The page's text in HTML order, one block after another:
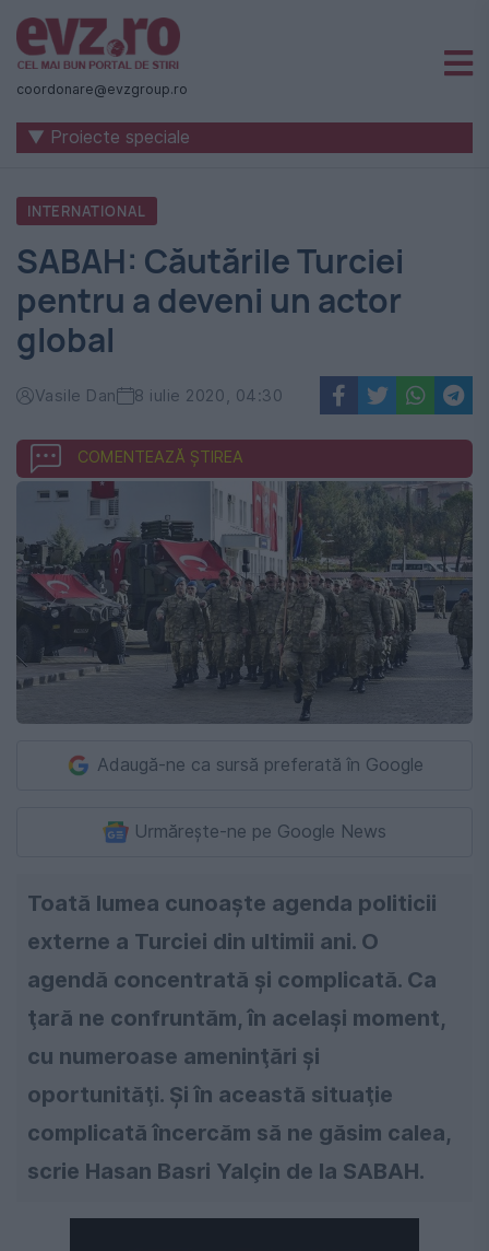
Știri
naționale
internaționale
România
-
Evenimentul
Zilei
coordonare@evzgroup.ro
▼ Proiecte speciale
INTERNATIONAL
SABAH: Căutările Turciei
pentru a deveni un actor
global
Vasile Dan 8 iulie 2020, 04:30
COMENTEAZĂ ȘTIREA
Adaugă-ne ca sursă preferată în Google
Urmărește-ne pe Google News
Toată lumea cunoaşte agenda politicii
externe a Turciei din ultimii ani. O
agendă concentrată şi complicată. Ca
ţară ne confruntăm, în acelaşi moment,
cu numeroase ameninţări şi
oportunităţi. Şi în această situaţie
complicată încercăm să ne găsim calea,
scrie Hasan Basri Yalçin de la SABAH.